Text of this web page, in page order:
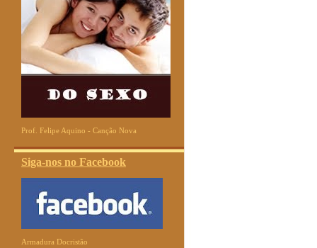
Prof. Felipe Aquino - Canção Nova
Siga-nos no Facebook
Armadura Docristão